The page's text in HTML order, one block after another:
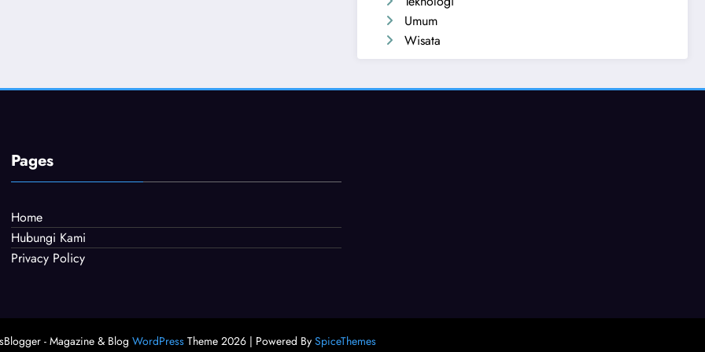
Umum
Wisata
Pages
Home
Hubungi Kami
Privacy Policy
- Magazine & Blog WordPressTheme 2026 | Powered By SpiceThemes